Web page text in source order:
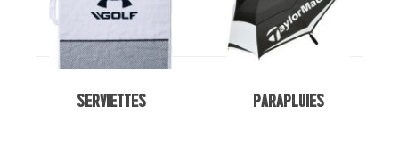
Serviettes Parapluies